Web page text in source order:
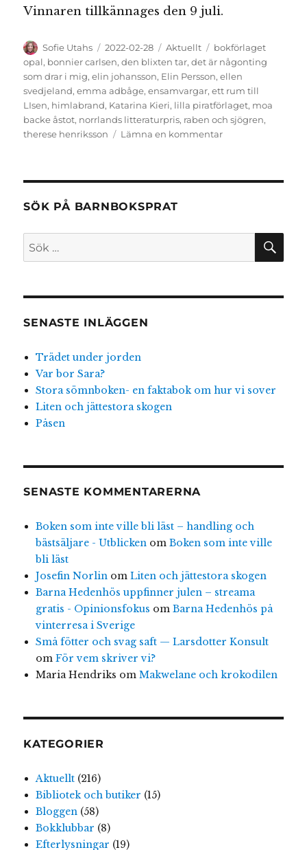
Vinnaren tillkännages den 9 juli.
Författare
Sofie Utahs
Publicerat
den
2022-02-28 Kategorier
Aktuellt Etiketter
bokförlaget
opal, bonnier carlsen,den blixten tar,det är någonting
som drar i mig,elin johansson, Elin Persson,ellen
svedjeland,emma adbåge,ensamvargar,ett rum till
LIsen, himlabrand, Katarina Kieri, lilla piratförlaget, moa
backe åstot, norrlands litteraturpris, raben och sjögren,
therese henriksson
Lämna en kommentartill
SÖK PÅ BARNBOKSPRAT
Sök
SENASTE INLÄGGEN
Trädet under jorden
Var bor Sara?
Stora sömnboken- en faktabok om hur vi sover
Liten och jättestora skogen
Påsen
SENASTE KOMMENTARERNA
Boken som inte ville bli läst – handling och
bästsäljare - Utblickenom Boken som inte ville
bli läst
Josefin Norlinom Liten och jättestora skogen
Barna Hedenhös uppfinner julen – streama
gratis - Opinionsfokus om Barna Hedenhös på
vinterresa i Sverige
Små fötter och svag saft — Larsdotter Konsult
om För vem skriver vi?
Maria Hendriks om Makwelane och krokodilen
KATEGORIER
Aktuellt(216)
Bibliotek och butiker (15)
Bloggen(58)
Bokklubbar (8)
Efterlysningar (19)